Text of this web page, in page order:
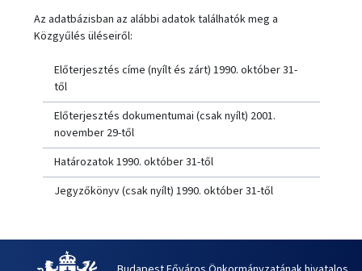
Az adatbázisban az alábbi adatok találhatók meg a
Közgyűlés üléseiről:
Előterjesztés címe (nyílt és zárt) 1990. október 31-
től
Előterjesztés dokumentumai (csak nyílt) 2001.
november 29-től
Határozatok 1990. október 31-től
Jegyzőkönyv (csak nyílt) 1990. október 31-től